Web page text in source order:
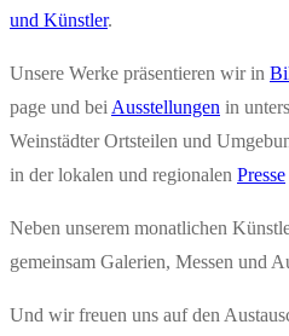
und Künst­ler.
Unse­re Wer­ke prä­sen­tie­ren wir in
page und bei Aus­stel­lun­gen in
Wein­städ­ter Orts­tei­len und
in der loka­len und regio­na­len Pres­se
Neben unse­rem monat­li­chen
gemein­sam Gale­rien, Mes­sen und
Und wir freu­en uns auf den